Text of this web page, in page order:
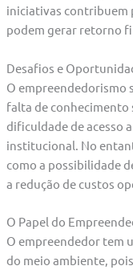
iniciativas contribuem
podem gerar retorno
Desafios e
O empreendedorismo
falta de conhecimento
dificuldade de acesso
institucional. No
como a possibilidade
a redução de custos
O Papel do
O empreendedor tem
do meio ambiente,